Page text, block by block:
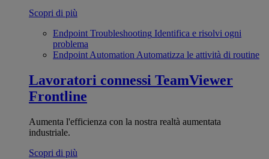
Scopri di più
Endpoint Troubleshooting Identifica e risolvi ogni
problema
Endpoint Automation Automatizza le attività di routine
Lavoratori connessi TeamViewer
Frontline
Aumenta l'efficienza con la nostra realtà aumentata
industriale.
Scopri di più